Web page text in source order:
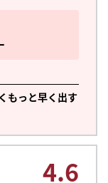
もっと早く出す
4.6